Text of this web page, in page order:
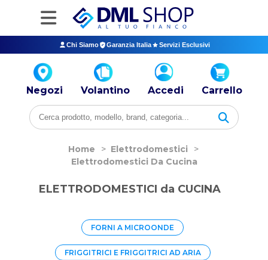
Chi Siamo Garanzia Italia Servizi Esclusivi
Negozi Volantino Accedi Carrello
Home > Elettrodomestici
>
Elettrodomestici Da Cucina
ELETTRODOMESTICI da CUCINA
FORNI A MICROONDE
FRIGGITRICI E FRIGGITRICI AD ARIA